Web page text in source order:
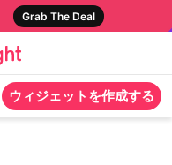
Grab The Deal
ウィジェットを作成する